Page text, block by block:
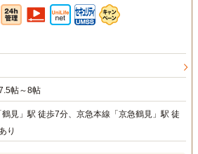
帖～8帖
鶴見」駅 徒歩7分、京急本線「京急鶴見」駅 徒
り